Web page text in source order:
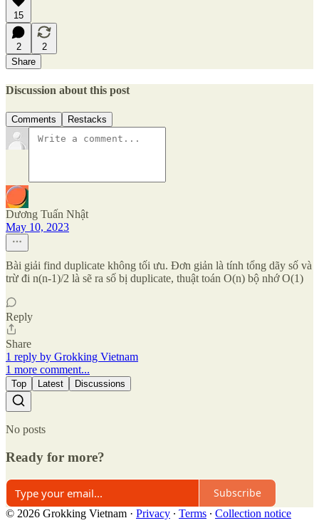
15
2
2
Share
Discussion about this post
Comments Restacks
Dương Tuấn Nhật
May 10, 2023
Bài giải find duplicate không tối ưu. Đơn giản là tính tổng dãy số và
trừ đi n(n-1)/2 là sẽ ra số bị duplicate, thuật toán O(n) bộ nhớ O(1)
Reply
Share
1 reply by Grokking Vietnam
1 more comment...
Top Latest Discussions
No posts
Ready for more?
Subscribe
© 2026 Grokking Vietnam · Privacy ∙ Terms ∙ Collection notice